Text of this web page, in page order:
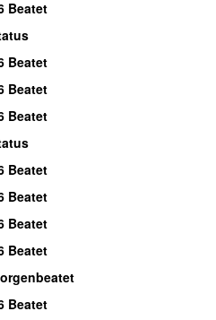
Beatet
Beatet
Beatet
Beatet
Beatet
Beatet
Beatet
Beatet
Beatet